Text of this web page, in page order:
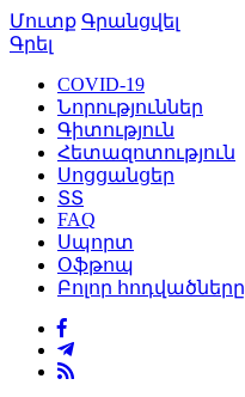
Մուտք Գրանցվել
Գրել
COVID-19
Նորություններ
Գիտություն
Հետազոտություն
Սոցցանցեր
ՏՏ
FAQ
Սպորտ
Օֆթոպ
Բոլոր հոդվածները